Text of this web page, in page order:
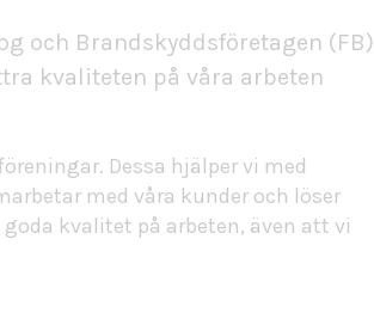
och Brandskyddsföretagen (FB)
kvaliteten på våra arbeten
Dessa hjälper vi med
med våra kunder och löser
kvalitet på arbeten, även att vi